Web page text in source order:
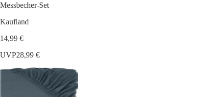
Messbecher-Set
Kaufland
14,99 €
UVP28,99 €